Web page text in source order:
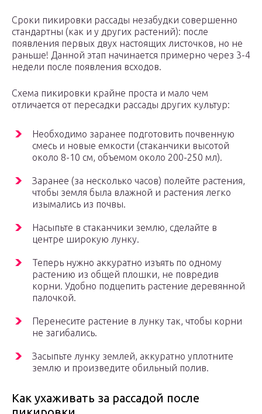
Сроки пикировки рассады незабудки совершенно
стандартны (как и у других растений): после
появления первых двух настоящих листочков, но не
раньше! Данной этап начинается примерно через 3-4
недели после появления всходов.
Схема пикировки крайне проста и мало чем
отличается от пересадки рассады других культур:
Необходимо заранее подготовить почвенную
смесь и новые емкости (стаканчики высотой
около 8-10 см, объемом около 200-250 мл).
Заранее (за несколько часов) полейте растения,
чтобы земля была влажной и растения легко
изымались из почвы.
Насыпьте в стаканчики землю, сделайте в
центре широкую лунку.
Теперь нужно аккуратно изъять по одному
растению из общей плошки, не повредив
корни. Удобно подцепить растение деревянной
палочкой.
Перенесите растение в лунку так, чтобы корни
не загибались.
Засыпьте лунку землей, аккуратно уплотните
землю и произведите обильный полив.
Как ухаживать за рассадой после